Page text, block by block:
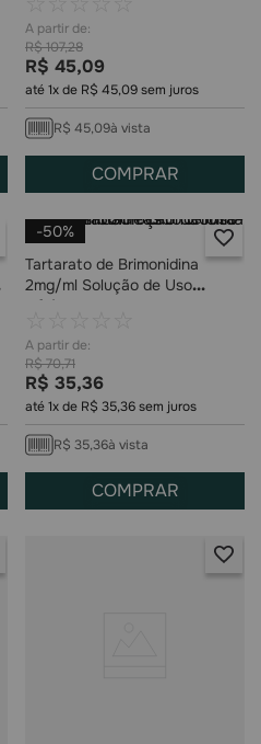
R$107,28
R$ 45,09
até1x de R$ 45,09sem juros
R$ 45,09à vista
COMPRAR
-50%
Tartarato de Brimonidina
2mg/ml Solução de Uso
Oftálmica Frasco Conta-Gotas
R$70,71
R$ 35,36
até1x de R$ 35,36sem juros
R$ 35,36à vista
COMPRAR